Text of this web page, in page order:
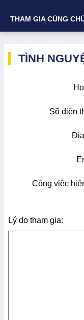
THAM GIA CÙNG
TÌNH
Số điện
Công việc
Lý do tham gia: